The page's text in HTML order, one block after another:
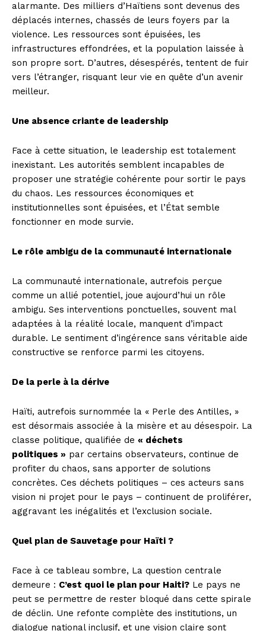
alarmante. Des milliers d’Haïtiens sont devenus des
déplacés internes, chassés de leurs foyers par la
violence. Les ressources sont épuisées, les
infrastructures effondrées, et la population laissée à
son propre sort. D’autres, désespérés, tentent de fuir
vers l’étranger, risquant leur vie en quête d’un avenir
meilleur.
Une absence criante de leadership
Face à cette situation, le leadership est totalement
inexistant. Les autorités semblent incapables de
proposer une stratégie cohérente pour sortir le pays
du chaos. Les ressources économiques et
institutionnelles sont épuisées, et l’État semble
fonctionner en mode survie.
Le rôle ambigu de la communauté internationale
La communauté internationale, autrefois perçue
comme un allié potentiel, joue aujourd’hui un rôle
ambigu. Ses interventions ponctuelles, souvent mal
adaptées à la réalité locale, manquent d’impact
durable. Le sentiment d’ingérence sans véritable aide
constructive se renforce parmi les citoyens.
De la perle à la dérive
Haïti, autrefois surnommée la « Perle des Antilles, »
est désormais associée à la misère et au désespoir. La
classe politique, qualifiée de « déchets
politiques » par certains observateurs, continue de
profiter du chaos, sans apporter de solutions
concrètes. Ces déchets politiques – ces acteurs sans
vision ni projet pour le pays – continuent de proliférer,
aggravant les inégalités et l’exclusion sociale.
Quel plan de Sauvetage pour Haïti ?
Face à ce tableau sombre, La question centrale
demeure : C’est quoi le plan pour Haiti? Le pays ne
peut se permettre de rester bloqué dans cette spirale
de déclin. Une refonte complète des institutions, un
dialogue national inclusif, et une vision claire sont